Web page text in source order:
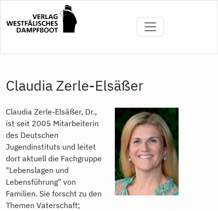
Inhalt
Claudia Zerle-Elsäßer
Claudia Zerle-Elsäßer, Dr.,
ist seit 2005 Mitarbeiterin
des Deutschen
Jugendinstituts und leitet
dort aktuell die Fachgruppe
"Lebenslagen und
Lebensführung" von
Familien. Sie forscht zu den
Themen Vaterschaft;